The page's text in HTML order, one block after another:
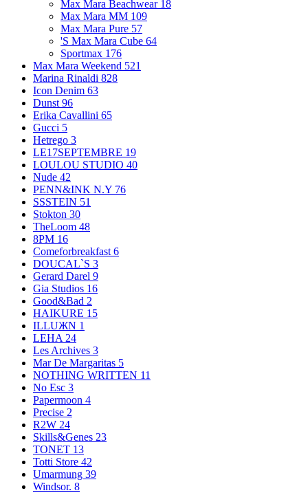
Max Mara Beachwear 18
Max Mara MM 109
Max Mara Pure 57
'S Max Mara Cube 64
Sportmax 176
Max Mara Weekend 521
Marina Rinaldi 828
Icon Denim 63
Dunst 96
Erika Cavallini 65
Gucci 5
Hetrego 3
LE17SEPTEMBRE 19
LOULOU STUDIO 40
Nude 42
PENN&INK N.Y 76
SSSTEIN 51
Stokton 30
TheLoom 48
8PM 16
Comeforbreakfast 6
DOUCAL`S 3
Gerard Darel 9
Gia Studios 16
Good&Bad 2
HAIKURE 15
ILLUЖN 1
LEHA 24
Les Archives 3
Mar De Margaritas 5
NOTHING WRITTEN 11
No Esc 3
Papermoon 4
Precise 2
R2W 24
Skills&Genes 23
TONET 13
Totti Store 42
Umarmung 39
Windsor. 8